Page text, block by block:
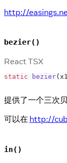
http://
bezier()
React TSX
static bezier( x1
提供了一个三次
可以在 http://
in()